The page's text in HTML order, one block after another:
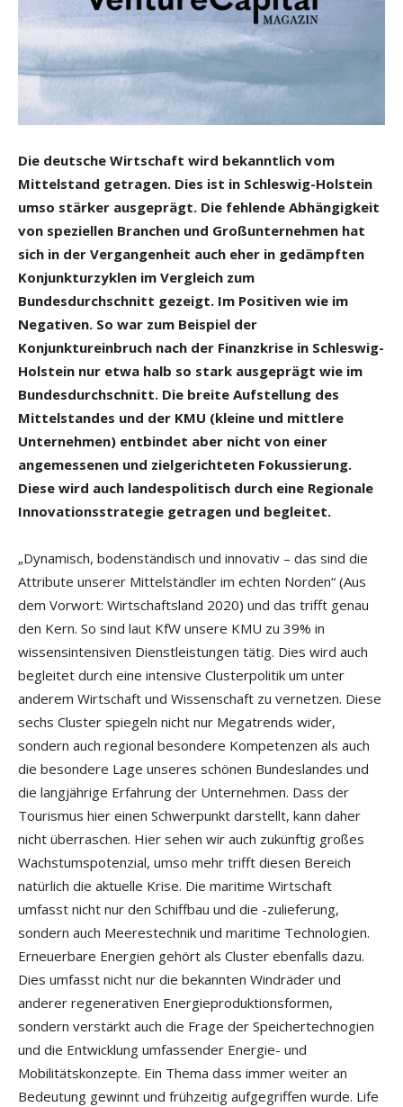
Die deutsche Wirtschaft wird bekanntlich vom
Mittelstand getragen. Dies ist in Schleswig-Holstein
umso stärker ausgeprägt. Die fehlende Abhängigkeit
von speziellen Branchen und Großunternehmen hat
sich in der Vergangenheit auch eher in gedämpften
Konjunkturzyklen im Vergleich zum
Bundesdurchschnitt gezeigt. Im Positiven wie im
Negativen. So war zum Beispiel der
Konjunktureinbruch nach der Finanzkrise in Schleswig-
Holstein nur etwa halb so stark ausgeprägt wie im
Bundesdurchschnitt. Die breite Aufstellung des
Mittelstandes und der KMU (kleine und mittlere
Unternehmen) entbindet aber nicht von einer
angemessenen und zielgerichteten Fokussierung.
Diese wird auch landespolitisch durch eine Regionale
Innovationsstrategie getragen und begleitet.
„Dynamisch, bodenständisch und innovativ – das sind die
Attribute unserer Mittelständler im echten Norden“ (Aus
dem Vorwort: Wirtschaftsland 2020) und das trifft genau
den Kern. So sind laut KfW unsere KMU zu 39% in
wissensintensiven Dienstleistungen tätig. Dies wird auch
begleitet durch eine intensive Clusterpolitik um unter
anderem Wirtschaft und Wissenschaft zu vernetzen. Diese
sechs Cluster spiegeln nicht nur Megatrends wider,
sondern auch regional besondere Kompetenzen als auch
die besondere Lage unseres schönen Bundeslandes und
die langjährige Erfahrung der Unternehmen. Dass der
Tourismus hier einen Schwerpunkt darstellt, kann daher
nicht überraschen. Hier sehen wir auch zukünftig großes
Wachstumspotenzial, umso mehr trifft diesen Bereich
natürlich die aktuelle Krise. Die maritime Wirtschaft
umfasst nicht nur den Schiffbau und die -zulieferung,
sondern auch Meerestechnik und maritime Technologien.
Erneuerbare Energien gehört als Cluster ebenfalls dazu.
Dies umfasst nicht nur die bekannten Windräder und
anderer regenerativen Energieproduktionsformen,
sondern verstärkt auch die Frage der Speichertechnogien
und die Entwicklung umfassender Energie- und
Mobilitätskonzepte. Ein Thema dass immer weiter an
Bedeutung gewinnt und frühzeitig aufgegriffen wurde. Life